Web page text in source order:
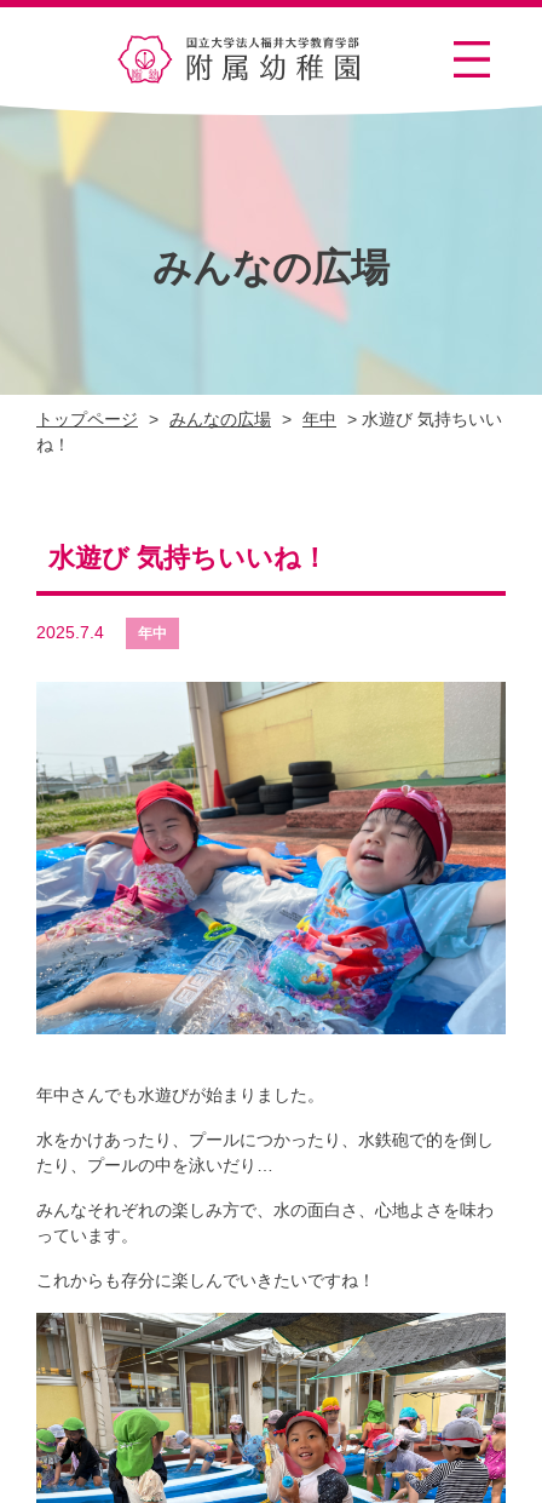
みんなの広場
トップページ > みんなの広場 > 年中 > 水遊び 気持ちいい
ね！
水遊び 気持ちいいね！
2025.7.4
年中さんでも水遊びが始まりました。
水をかけあったり、プールにつかったり、水鉄砲で的を倒し
たり、プールの中を泳いだり…
みんなそれぞれの楽しみ方で、水の面白さ、心地よさを味わ
っています。
これからも存分に楽しんでいきたいですね！